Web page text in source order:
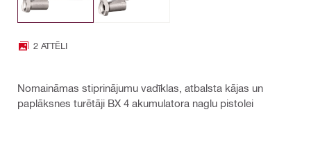
2 ATTĒLI
Nomaināmas stiprinājumu vadīklas, atbalsta kājas un
paplāksnes turētāji BX 4 akumulatora naglu pistolei